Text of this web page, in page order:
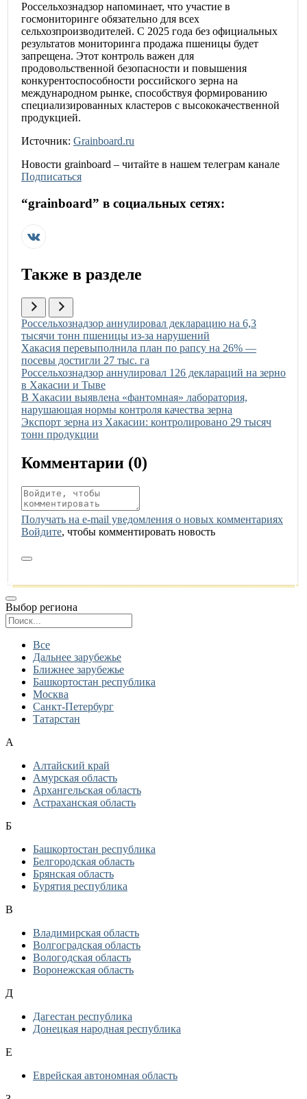
Россельхознадзор напоминает, что участие в
госмониторинге обязательно для всех
сельхозпроизводителей. С 2025 года без официальных
результатов мониторинга продажа пшеницы будет
запрещена. Этот контроль важен для
продовольственной безопасности и повышения
конкурентоспособности российского зерна на
международном рынке, способствуя формированию
специализированных кластеров с высококачественной
продукцией.
Источник: Grainboard.ru
Новости grainboard – читайте в нашем телеграм канале
Подписаться
“grainboard” в социальных сетях:
Также в разделе
Иллюстрация новости
Россельхознадзор аннулировал декларацию на 6,3
тысячи тонн пшеницы из-за нарушений
Иллюстрация новости
Хакасия перевыполнила план по рапсу на 26% —
посевы достигли 27 тыс. га
Иллюстрация новости
Россельхознадзор аннулировал 126 деклараций на зерно
в Хакасии и Тыве
Иллюстрация новости
В Хакасии выявлена «фантомная» лаборатория,
нарушающая нормы контроля качества зерна
Иллюстрация новости
Экспорт зерна из Хакасии: контролировано 29 тысяч
тонн продукции
Комментарии (0)
Получать на e‑mail уведомления о новых комментариях
Войдите, чтобы комментировать новость
Выбор региона
Все
Дальнее зарубежье
Ближнее зарубежье
Башкортостан республика
Москва
Санкт-Петербург
Татарстан
А
Алтайский край
Амурская область
Архангельская область
Астраханская область
Б
Башкортостан республика
Белгородская область
Брянская область
Бурятия республика
В
Владимирская область
Волгоградская область
Вологодская область
Воронежская область
Д
Дагестан республика
Донецкая народная республика
Е
Еврейская автономная область